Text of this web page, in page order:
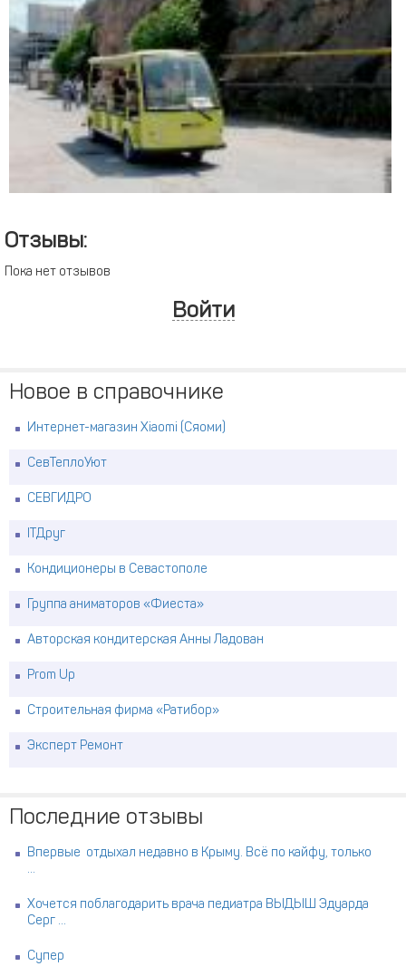
Отзывы:
Пока нет отзывов
Войти
Новое в справочнике
Интернет-магазин Xiaomi (Сяоми)
СевТеплоУют
СЕВГИДРО
ITДруг
Кондиционеры в Севастополе
Группа аниматоров «Фиеста»
Авторская кондитерская Анны Ладован
Prom Up
Строительная фирма «Ратибор»
Эксперт Ремонт
Последние отзывы
Впервые отдыхал недавно в Крыму. Всё по кайфу, только
...
Хочется поблагодарить врача педиатра ВЫДЫШ Эдуарда
Серг ...
Супер